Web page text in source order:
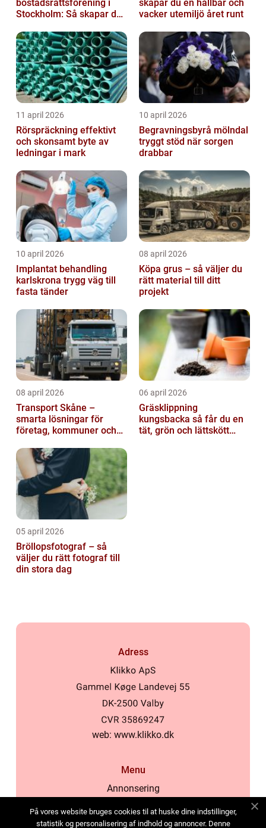
bostadsrättsförening i
Stockholm: Så skapar du
trapphus...
skapar du en hållbar och
vacker utemiljö året runt
11 april 2026
Rörspräckning effektivt
och skonsamt byte av
ledningar i mark
10 april 2026
Begravningsbyrå mölndal
tryggt stöd när sorgen
drabbar
10 april 2026
Implantat behandling
karlskrona trygg väg till
fasta tänder
08 april 2026
Köpa grus – så väljer du
rätt material till ditt
projekt
08 april 2026
Transport Skåne –
smarta lösningar för
företag, kommuner och
06 april 2026
Gräsklippning
kungsbacka så får du en
tät, grön och lättskött
05 april 2026
Bröllopsfotograf – så
väljer du rätt fotograf till
din stora dag
Adress
web: www.klikko.dk
Menu
Annonsering
Cookies
På vores website bruges cookies til at huske dine indstillinger,
statistik og personalisering af indhold og annoncer. Denne